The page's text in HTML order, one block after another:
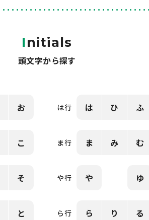
Initials
頭文字から探す
お
こ
そ
と
は行 は ひ ふ
ま行 ま み む
や行 や ゆ
ら行 ら り る